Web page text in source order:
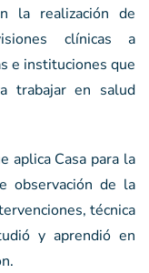
la realización de
clínicas a
e instituciones que
trabajar en salud
aplica Casa para la
observación de la
técnica
y aprendió en